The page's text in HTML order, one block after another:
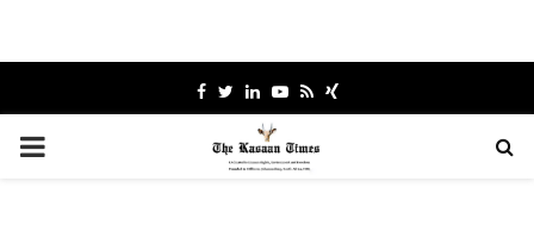
Facebook
TwitterLinkedinYoutube
RssXing
PRIMARY